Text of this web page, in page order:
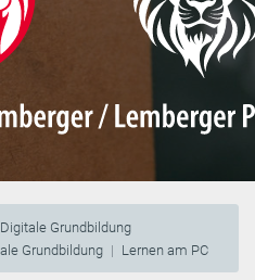
Digitale Grundbildung
Grundbildung
Lernen am PC